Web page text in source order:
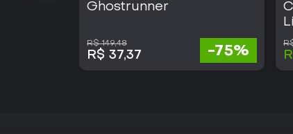
Ghostrunner
R$ 149,48
R$ 37,37 -75%